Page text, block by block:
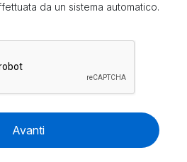
da un sistema automatico.
Avanti